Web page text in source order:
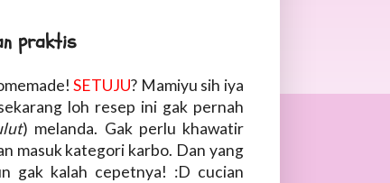
praktis
SETUJU? Mamiyu sih iya
loh resep ini gak pernah
) melanda. Gak perlu khawatir
masuk kategori karbo. Dan yang
gak kalah cepetnya! :D cucian